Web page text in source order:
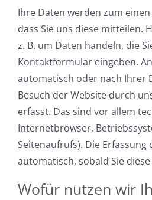
Ihre Daten werden zum
dass Sie uns diese mitteilen.
z. B. um Daten handeln, die
Kontaktformular eingeben.
automatisch oder nach Ihrer
Besuch der Website durch
erfasst. Das sind vor allem
Internetbrowser,
Seitenaufrufs). Die
automatisch, sobald Sie
Wofür nutzen wir